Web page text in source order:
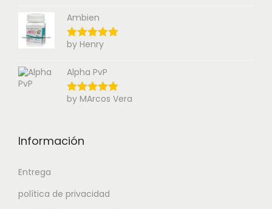
Ambien
by Henry
Alpha PvP
by MArcos Vera
Información
Entrega
política de privacidad